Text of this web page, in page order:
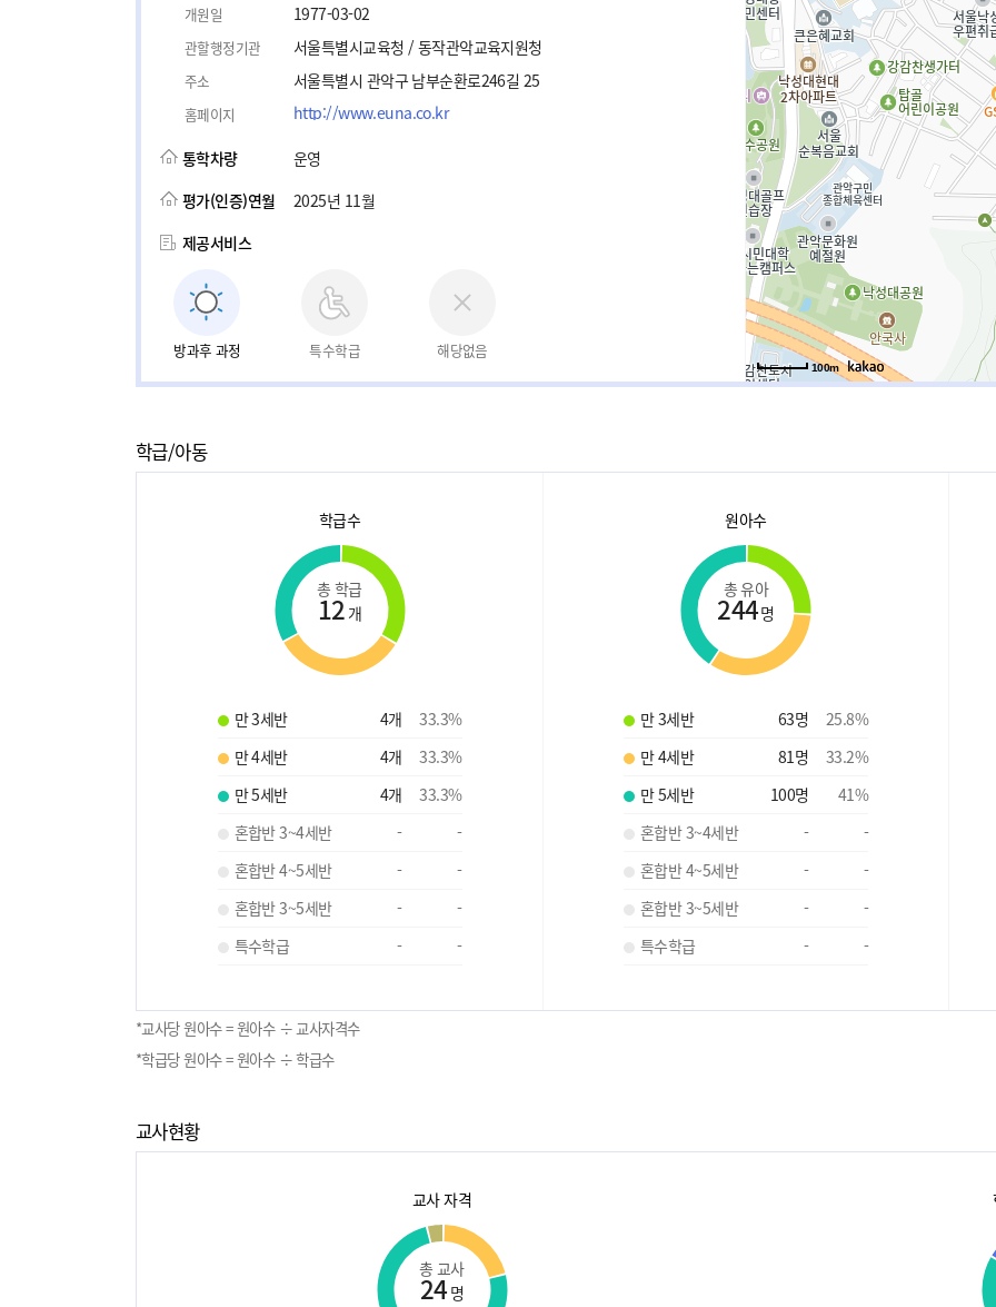
개원일 1977-03-02
관할행정기관 서울특별시교육청 / 동작관악교육지원청
주소 서울특별시 관악구 남부순환로246길 25
홈페이지 http://www.euna.co.kr
통학차량
운영
평가(인증)연월
2025년 11월
제공서비스
방과후 과정 특수학급 해당없음
100m
학급/아동
학급수
총 학급
12개
만 3세반 4개 33.3%
만 4세반
4개 33.3%
만 5세반
4개 33.3%
혼합반 3~4세반
-
-
혼합반 4~5세반
-
-
혼합반 3~5세반
-
-
특수학급
- -
원아수
총 유아
244명
만 3세반 63명 25.8%
만 4세반
81 명 33.2%
만 5세반
100명 41%
혼합반 3~4세반
-
-
혼합반 4~5세반
-
-
혼합반 3~5세반
-
-
특수학급
- -
*교사당 원아수 = 원아수 ÷ 교사자격수
*학급당 원아수 = 원아수 ÷ 학급수
교사현황
교사 자격
총 교사
24 명